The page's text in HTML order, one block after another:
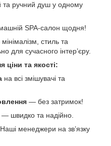
та ручний душ у одному
SPA-салон щодня!
стиль та
для сучасного інтер’єру.
ціни та якості:
на всі змішувачі та
— без затримок!
— швидко та надійно.
менеджери на зв’язку